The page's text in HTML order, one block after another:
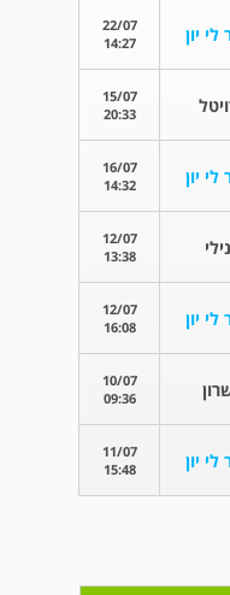
יון
22/07
14:27
15/07
20:33
יון
16/07
14:32
נילי
12/07
13:38
יון
12/07
16:08
10/07
09:36
יון
11/07
15:48